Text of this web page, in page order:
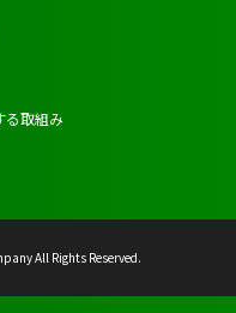
る取組み
All Rights Reserved.